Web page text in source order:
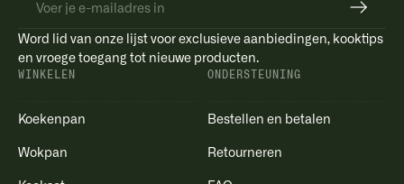
Word lid van onze lijst voor exclusieve aanbiedingen, kooktips
en vroege toegang tot nieuwe producten.
WINKELEN
Koekenpan
Wokpan
ONDERSTEUNING
Bestellen en betalen
Retourneren